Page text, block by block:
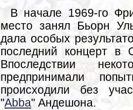
В начале 1969-го
место занял Бьорн
дала особых
последний концерт в
Впоследствии
предпринимали
происходили без
"Abba" Андешона.